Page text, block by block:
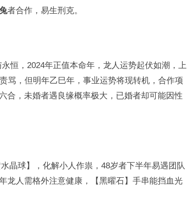
者合作，易生刑克。
永恒，2024年正值本命年，龙人运势起伏如潮，上
骂，但明年乙巳年，事业运势将现转机，合作项
六合，未婚者遇良缘概率极大，已婚者却可能因性
晶球】，化解小人作祟，48岁者下半年易遇团队
龙人需格外注意健康，【黑曜石】手串能挡血光